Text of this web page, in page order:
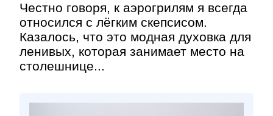
Честно говоря, к аэрогрилям я всегда
относился с лёгким скепсисом.
Казалось, что это модная духовка для
ленивых, которая занимает место на
столешнице...